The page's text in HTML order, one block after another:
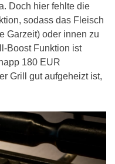
Doch hier fehlte die
sodass das Fleisch
Garzeit) oder innen zu
Boost Funktion ist
180 EUR
Grill gut aufgeheizt ist,